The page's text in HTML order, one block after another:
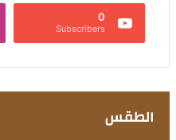
0
Subscribers
الطقس